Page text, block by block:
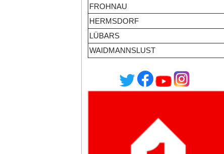
FROHNAU
HERMSDORF
LÜBARS
WAIDMANNSLUST